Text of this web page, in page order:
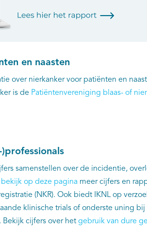
en naasten
over nierkanker voor patiënten en
is de Patiëntenvereniging blaas- of
samenstellen over de incidentie,
op deze pagina meer cijfers en
(NKR). Ook biedt IKNL op
klinische trials of onderste uning bij
. Bekijk cijfers over het gebruik van dure